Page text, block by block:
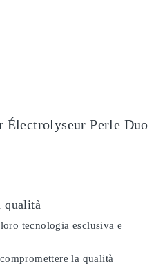
Électrolyseur Perle Duo
qualità
tecnologia esclusiva e
la qualità